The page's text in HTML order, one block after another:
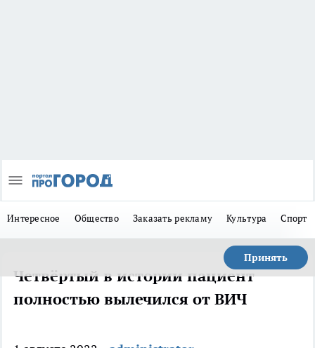
Интересное Общество Заказать рекламу Культура Спорт
Принять
Четвёртый в истории пациент
полностью вылечился от ВИЧ